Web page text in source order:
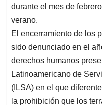
durante el mes de
verano.
El encerramiento de los
sido denunciado en el
derechos humanos
Latinoamericano de
(ILSA) en el que
la prohibición que los